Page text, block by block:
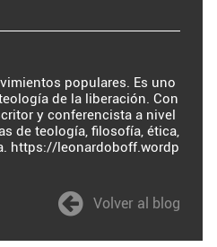
populares. Es uno
de la liberación. Con
y conferencista a nivel
de teología, filosofía, ética,
https://leonardoboff.wordp
Volver al blog